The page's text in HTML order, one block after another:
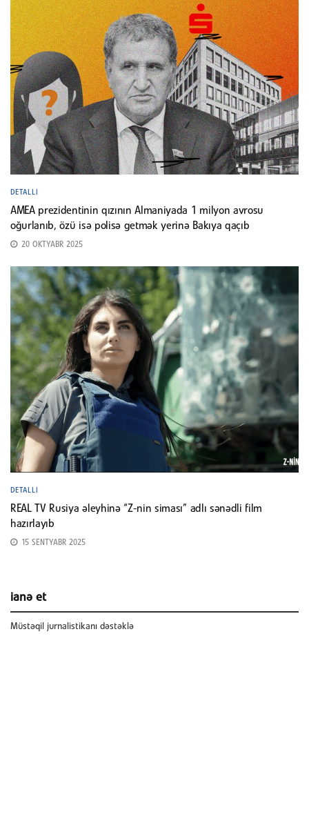
DETALLI
AMEA prezidentinin qızının Almaniyada 1 milyon avrosu
oğurlanıb, özü isə polisə getmək yerinə Bakıya qaçıb
20 OKTYABR 2025
DETALLI
REAL TV Rusiya əleyhinə “Z-nin siması” adlı sənədli film
hazırlayıb
15 SENTYABR 2025
ianə et
Müstəqil jurnalistikanı dəstəklə